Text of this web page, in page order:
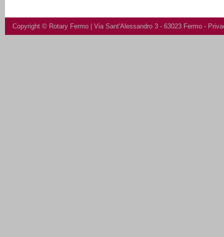
Copyright © Rotary Fermo | Via Sant'Alessandro 3 - 63023 Fermo -